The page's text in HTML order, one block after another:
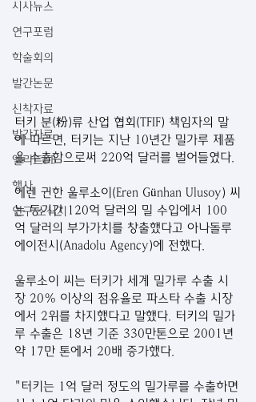
시사뉴스
연구포럼
학술회의
발간논문
신착자료
발간자료
엘리트DB
행사
연구 소식지
터키 분(粉)류 산업 협회(TFIF) 책임자의 말
에 따르면, 터키는 지난 10년간 밀가루 제품
을 수출함으로써 220억 달러를 벌어들였다.
에렌 귄한 울루소이(Eren Günhan Ulusoy) 씨
는 동기간 120억 달러의 밀 수입에서 100
억 달러의 부가가치를 창출했다고 아나돌루
에이전시(Anadolu Agency)에 전했다.
울루소이 씨는 터키가 세계 밀가루 수출 시
장 20% 이상의 점유율로 파스타 수출 시장
에서 2위를 차지했다고 말했다. 터키의 밀가
루 수출은 18년 기준 330만톤으로 2001년
약 17만 톤에서 20배 증가했다.
"터키는 1억 달러 정도의 밀가루를 수출하면